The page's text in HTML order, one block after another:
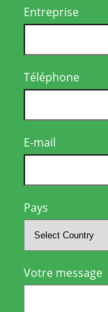
Entreprise
Téléphone
E-mail
Pays
Votre message